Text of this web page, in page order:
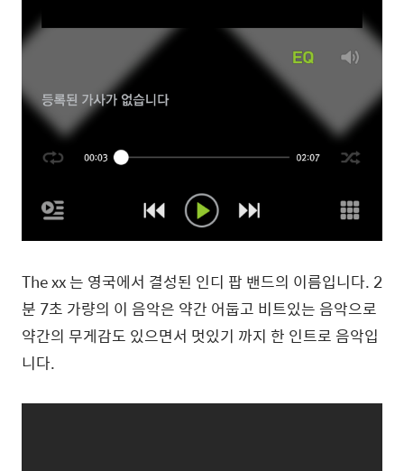
The xx 는 영국에서 결성된 인디 팝 밴드의 이름입니다. 2
분 7초 가량의 이 음악은 약간 어둡고 비트있는 음악으로
약간의 무게감도 있으면서 멋있기 까지 한 인트로 음악입
니다.